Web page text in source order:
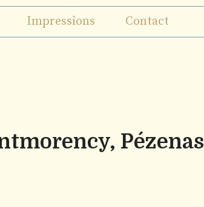
Impressions Contact
Pézenas